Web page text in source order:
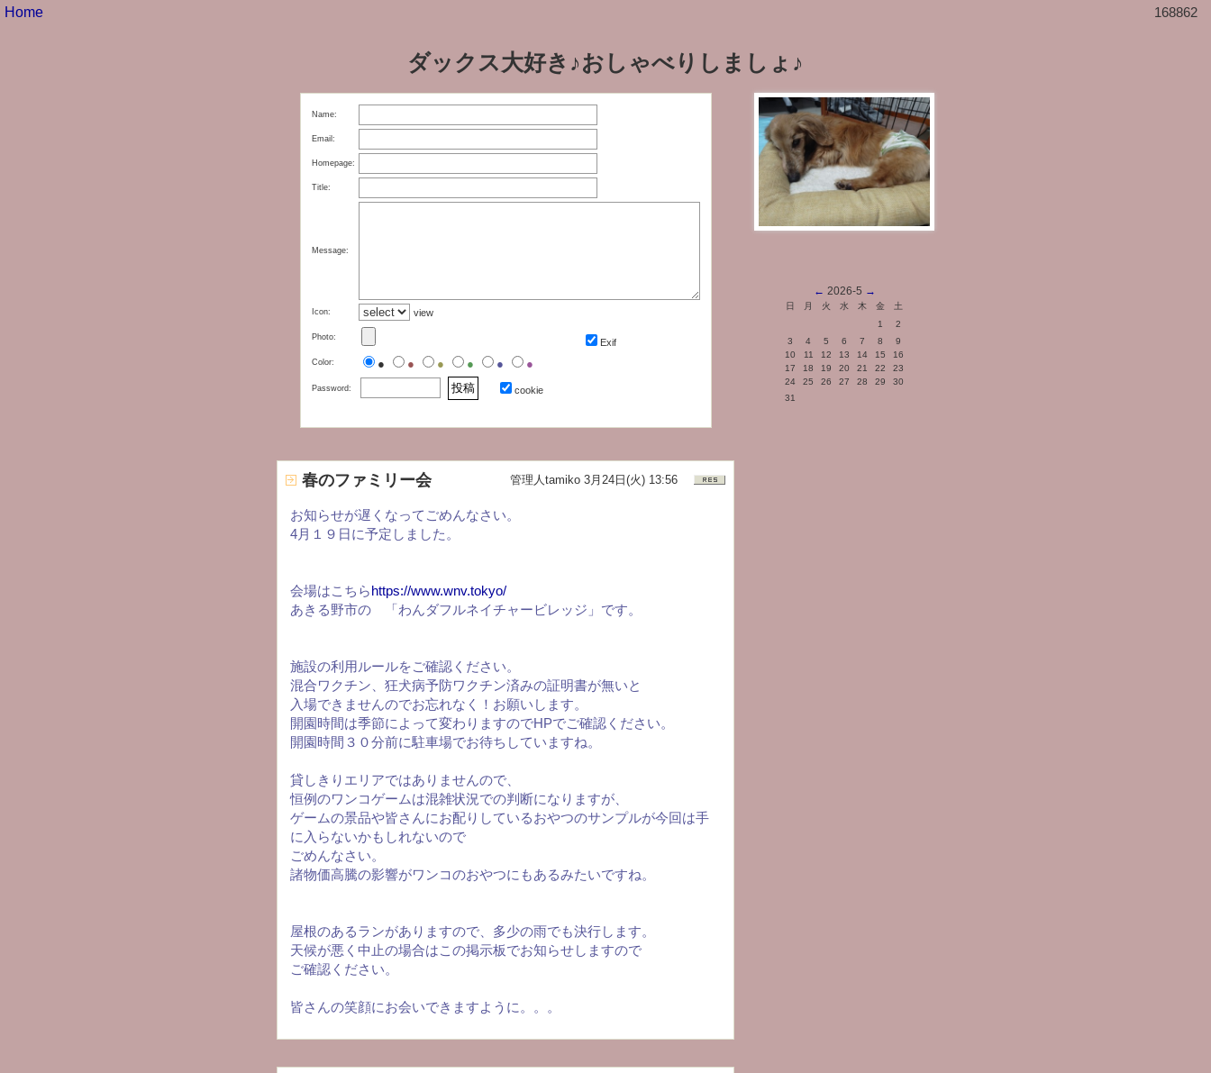
Home 168862
ダックス大好き♪おしゃべりしましょ♪
Name:
Email:
Homepage:
Title:
Message:
Icon: view
Photo: Exif
Color: ● ● ● ● ● ●
Password: cookie
春のファミリー会 管理人tamiko 3月24日(火) 13:56
お知らせが遅くなってごめんなさい。
4月１９日に予定しました。
会場はこちらhttps://www.wnv.tokyo/
あきる野市の 「わんダフルネイチャービレッジ」です。
施設の利用ルールをご確認ください。
混合ワクチン、狂犬病予防ワクチン済みの証明書が無いと
入場できませんのでお忘れなく！お願いします。
開園時間は季節によって変わりますのでHPでご確認ください。
開園時間３０分前に駐車場でお待ちしていますね。
貸しきりエリアではありませんので、
恒例のワンコゲームは混雑状況での判断になりますが、
ゲームの景品や皆さんにお配りしているおやつのサンプルが今回は手
に入らないかもしれないので
ごめんなさい。
諸物価高騰の影響がワンコのおやつにもあるみたいですね。
屋根のあるランがありますので、多少の雨でも決行します。
天候が悪く中止の場合はこの掲示板でお知らせしますので
ご確認ください。
皆さんの笑顔にお会いできますように。。。
← 2026-5 →
日 月 火 水 木 金
土
1
2
3
4 5 6 7 8
9
10
11 12 13 14 15
16
17
18 19 20 21 22
23
24
25 26 27 28 29
30
31